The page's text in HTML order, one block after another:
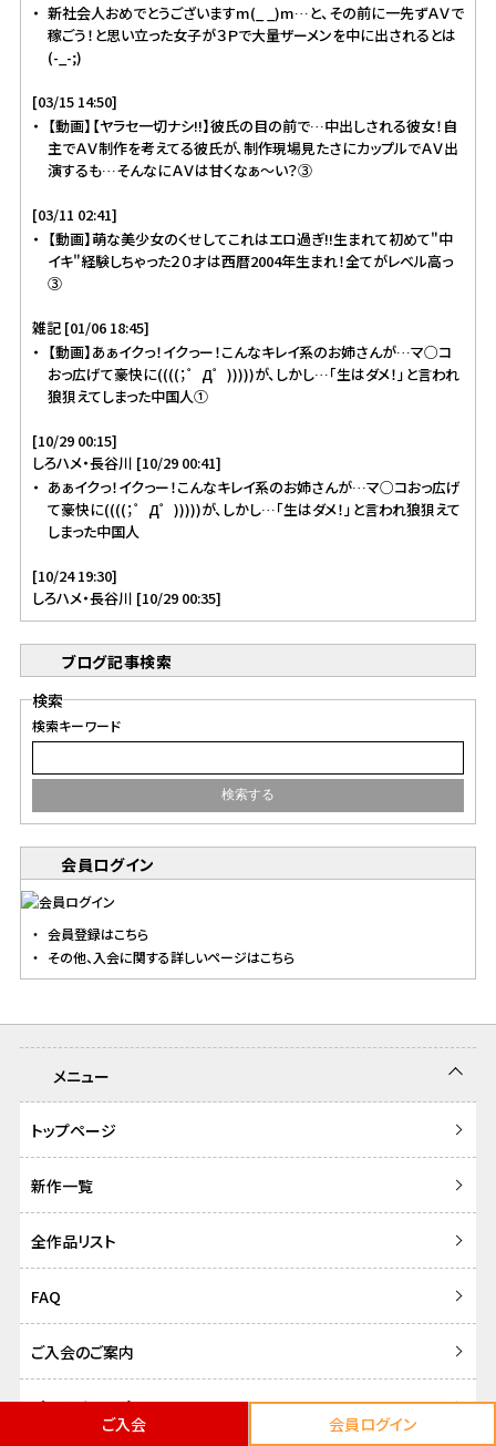
新社会人おめでとうございますm(_ _)m…と、その前に一先ずＡＶで
稼ごう！と思い立った女子が３Ｐで大量ザーメンを中に出されるとは
(-_-;)
[03/15 14:50]
【動画】【ヤラセ一切ナシ!!】彼氏の目の前で…中出しされる彼女！自
主でＡＶ制作を考えてる彼氏が、制作現場見たさにカップルでＡＶ出
演するも…そんなにＡＶは甘くなぁ～い？③
[03/11 02:41]
【動画】萌な美少女のくせしてこれはエロ過ぎ!!生まれて初めて"中
イキ"経験しちゃった２０才は西暦2004年生まれ！全てがレベル高っ
③
雑記 [01/06 18:45]
【動画】あぁイクっ！イクっー！こんなキレイ系のお姉さんが…マ○コ
おっ広げて豪快に((((；゜Д゜)))))が、しかし…「生はダメ！」と言われ
狼狽えてしまった中国人①
[10/29 00:15]
しろハメ・長谷川 [10/29 00:41]
あぁイクっ！イクっー！こんなキレイ系のお姉さんが…マ○コおっ広げ
て豪快に((((；゜Д゜)))))が、しかし…「生はダメ！」と言われ狼狽えて
しまった中国人
[10/24 19:30]
しろハメ・長谷川 [10/29 00:35]
ブログ記事検索
検索
検索キーワード
会員ログイン
会員登録はこちら
その他、入会に関する詳しいページはこちら
メニュー
トップページ
新作一覧
全作品リスト
FAQ
ご入会のご案内
プライバシーポリシー
ご入会 会員ログイン